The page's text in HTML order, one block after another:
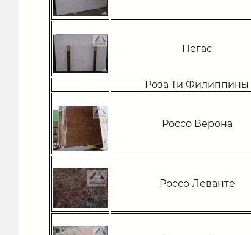
Пегас
Роза Ти Филиппины
Россо Верона
Россо Леванте